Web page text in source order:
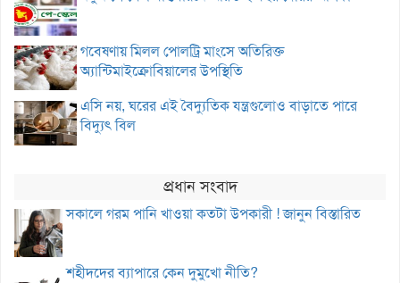
গবেষণায় মিলল পোলট্রি মাংসে অতিরিক্ত
অ্যান্টিমাইক্রোবিয়ালের উপস্থিতি
এসি নয়, ঘরের এই বৈদ্যুতিক যন্ত্রগুলোও বাড়াতে পারে
বিদ্যুৎ বিল
প্রধান সংবাদ
সকালে গরম পানি খাওয়া কতটা উপকারী ! জানুন বিস্তারিত
শহীদদের ব্যাপারে কেন দুমুখো নীতি?